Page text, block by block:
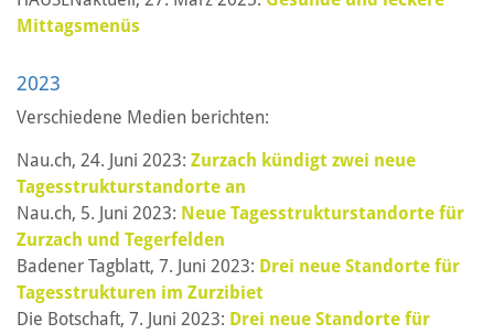
Mittagsmenüs
2023
Verschiedene Medien berichten:
Nau.ch, 24. Juni 2023: Zurzach kündigt zwei neue
Tagesstrukturstandorte an
Nau.ch, 5. Juni 2023: Neue Tagesstrukturstandorte für
Zurzach und Tegerfelden
Badener Tagblatt, 7. Juni 2023: Drei neue Standorte für
Tagesstrukturen im Zurzibiet
Die Botschaft, 7. Juni 2023: Drei neue Standorte für